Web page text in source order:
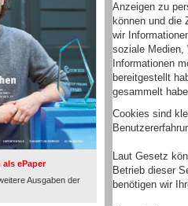
ePaper
Ausgaben der
Anzeigen zu
können und die
wir
soziale Medien,
Informationen
bereitgestellt
gesammelt
Cookies sind
Laut Gesetz
Betrieb dieser
benötigen wir